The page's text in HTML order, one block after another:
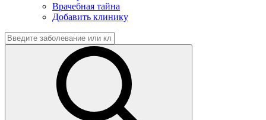
Врачебная тайна
Добавить клинику